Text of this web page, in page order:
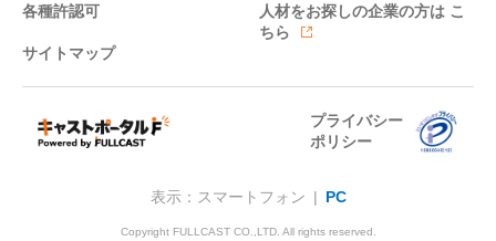
各種許認可 人材をお探しの企業の方は こ
ちら
サイトマップ
プライバシー
ポリシー
表示：スマートフォン | PC
Copyright FULLCAST CO.,LTD. All rights reserved.